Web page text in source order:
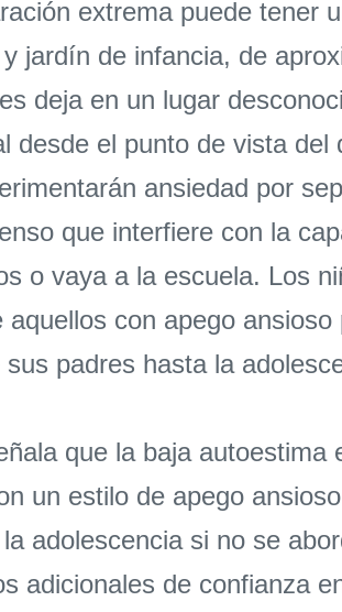
extrema puede tener
jardín de infancia, de
deja en un lugar
desde el punto de vista
ansiedad por
que interfiere con la
o vaya a la escuela. Los
con apego
padres hasta la
que la baja
un estilo de apego
adolescencia si no se
adicionales de confianza